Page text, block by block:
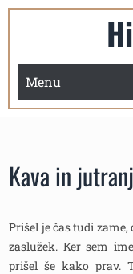
Skip
Menu
Kava in
Prišel je čas tudi
zaslužek. Ker sem
prišel še kako prav.